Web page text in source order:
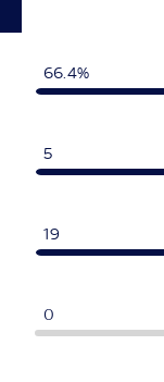
66.4%
5
19
0